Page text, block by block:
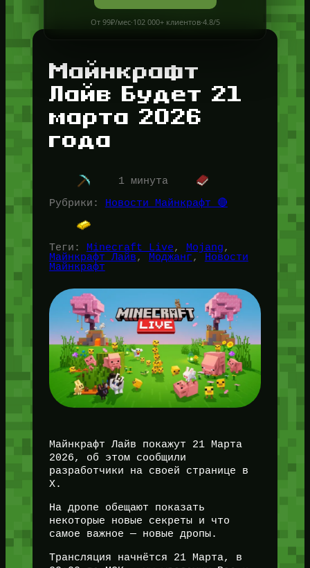
От 99₽/мес·102 000+ клиентов·4.8/5
Майнкрафт
Лайв Будет 21
марта 2026
года
1 минута
Рубрики:
Новости Майнкрафт 🔴
Теги: Minecraft Live, Mojang
Майнкрафт Лайв, Моджанг,
Новости
Майнкрафт
Майнкрафт Лайв покажут 21 Марта
2026, об этом сообщили
разработчики на своей странице в
X.
На дропе обещают показать
некоторые новые секреты и что
самое важное — новые дропы.
Трансляция начнётся 21 Марта, в